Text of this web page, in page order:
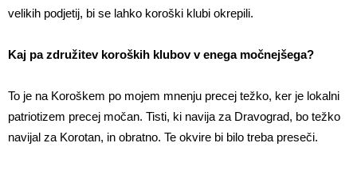
velikih podjetij, bi se lahko koroški klubi okrepili.
Kaj pa združitev koroških klubov v enega močnejšega?
To je na Koroškem po mojem mnenju precej težko, ker je lokalni
patriotizem precej močan. Tisti, ki navija za Dravograd, bo težko
navijal za Korotan, in obratno. Te okvire bi bilo treba preseči.